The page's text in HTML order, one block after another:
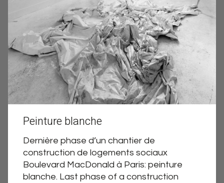
Peinture blanche
Dernière phase d’un chantier de
construction de logements sociaux
Boulevard MacDonald à Paris: peinture
blanche. Last phase of a construction